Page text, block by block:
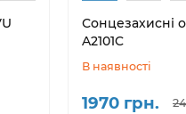
Сонцезахисні
A2101C
В наявності
1970 грн.